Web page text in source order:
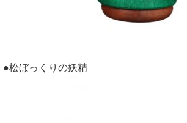
●松ぼっくりの妖精